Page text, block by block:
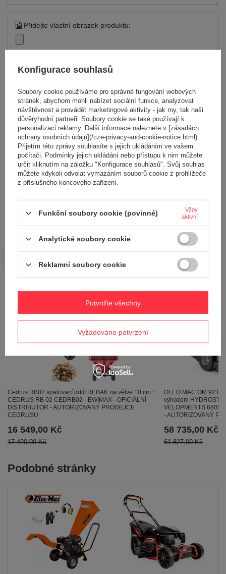
Přidejte vlastní obrázek produktu:
Váš e-mail
Odeslat zpětnou vazbu
POLOŽIT OTÁZKU
Potřebujete pomoc? Máte otázky?
nejzajímavější dotazy a odpovědi budou
Položit otázku
Viz také
Cedrus RB02 spalovací drtič REBAK na větve 10 cm !
CEDRUS RB 02 CEDRB02 - EWIMAX - OFICIÁLNÍ
DISTRIBUTOR - AUTORIZOVANÝ PRODEJCE
CEDRUSU
16 549,00 Kč
17 420,00 Kč
OLEO MAC OM 92
výhozem
VELOPMENTS
- AUTORIZOVANÝ
58 735,00 Kč
61 827,00 Kč
Podobné stránky
Konfigurace souhlasů
Soubory cookie používáme pro správné fungování webových
stránek, abychom mohli nabízet sociální funkce, analyzovat
návštěvnost a provádět marketingové aktivity - jak my, tak naši
důvěryhodní partneři. Soubory cookie se také používají k
personalizaci reklamy. Další informace naleznete v [zásadách
ochrany osobních údajů](/cze-privacy-and-cookie-notice.html).
Přijetím této zprávy souhlasíte s jejich ukládáním ve vašem
počítači. Podmínky jejich ukládání nebo přístupu k nim můžete
určit kliknutím na záložku "Konfigurace souhlasů". Svůj souhlas
můžete kdykoli odvolat vymazáním souborů cookie z prohlížeče
z příslušného koncového zařízení.
Funkční soubory cookie (povinné)
Vždy
aktivní
Analytické soubory cookie
Reklamní soubory cookie
Vyžadováno potvrzení
Potvrďte všechny